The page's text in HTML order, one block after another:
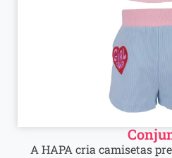
A HAPA cria camisetas